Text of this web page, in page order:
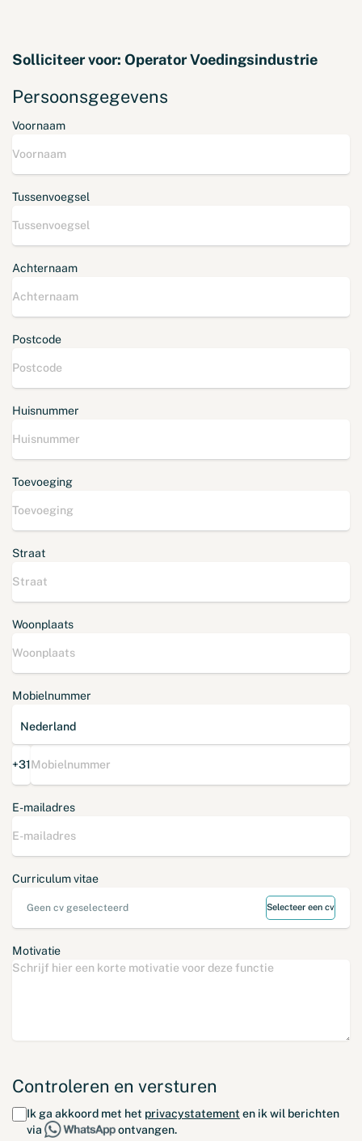
Solliciteer voor: Operator Voedingsindustrie
Persoonsgegevens
Voornaam
Tussenvoegsel
Achternaam
Postcode
Huisnummer
Toevoeging
Straat
Woonplaats
Mobielnummer
+31
E-mailadres
Curriculum vitae
Geen cv geselecteerd Selecteer een cv
Motivatie
Controleren en versturen
Ik ga akkoord met het privacystatement en ik wil berichten
via
ontvangen.